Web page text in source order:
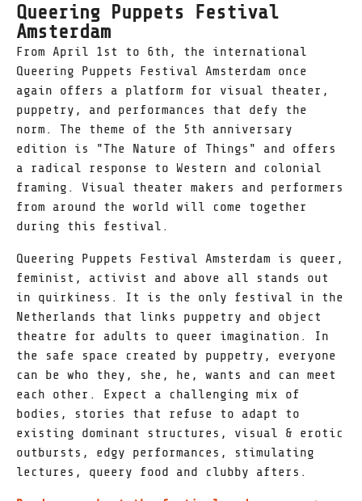
Queering Puppets Festival
Amsterdam
From April 1st to 6th, the international
Queering Puppets Festival Amsterdam once
again offers a platform for visual theater,
puppetry, and performances that defy the
norm. The theme of the 5th anniversary
edition is "The Nature of Things" and offers
a radical response to Western and colonial
framing. Visual theater makers and performers
from around the world will come together
during this festival.
Queering Puppets Festival Amsterdam is queer,
feminist, activist and above all stands out
in quirkiness. It is the only festival in the
Netherlands that links puppetry and object
theatre for adults to queer imagination. In
the safe space created by puppetry, everyone
can be who they, she, he, wants and can meet
each other. Expect a challenging mix of
bodies, stories that refuse to adapt to
existing dominant structures, visual & erotic
outbursts, edgy performances, stimulating
lectures, queery food and clubby afters.